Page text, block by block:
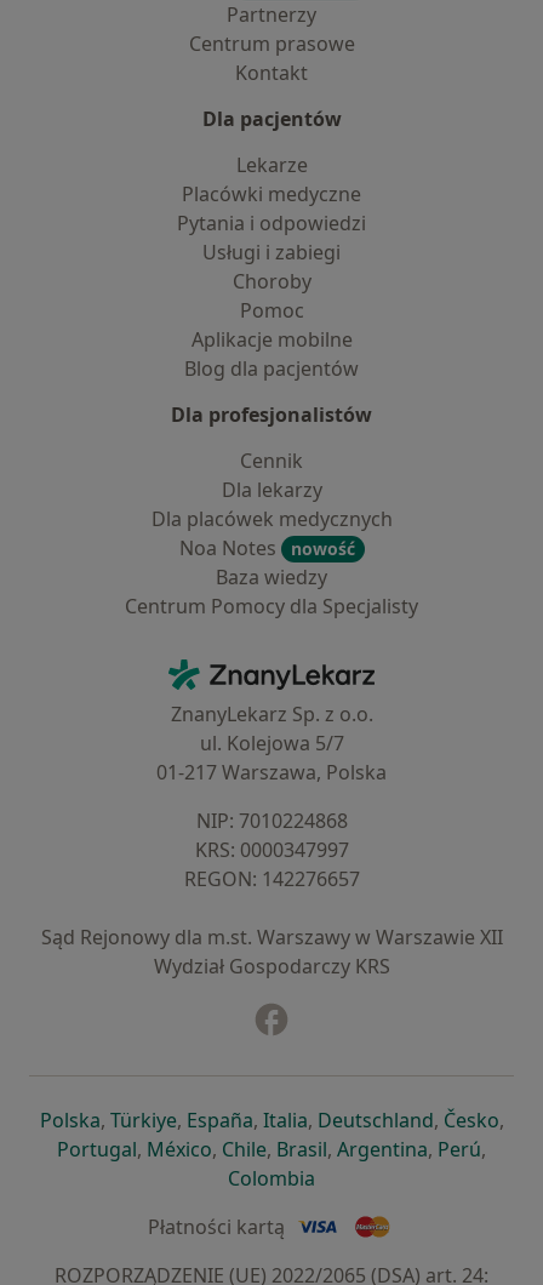
Partnerzy
Centrum prasowe
Kontakt
Dla pacjentów
Lekarze
Placówki medyczne
Pytania i odpowiedzi
Usługi i zabiegi
Choroby
Pomoc
Aplikacje mobilne
Blog dla pacjentów
Dla profesjonalistów
Cennik
Dla lekarzy
Dla placówek medycznych
Noa Notes
nowość
Baza wiedzy
Centrum Pomocy dla Specjalisty
ZnanyLekarz - Strona główna
ZnanyLekarz Sp. z o.o.
ul. Kolejowa 5/7
01-217 Warszawa, Polska
NIP: ⁠7010224868
KRS: ⁠0000347997
REGON: ⁠142276657
Sąd Rejonowy dla m.st. Warszawy w Warszawie XII
Wydział Gospodarczy KRS
Polskaotwiera się w nowej karcie
, Türkiyeotwiera się w nowej karcie
, Españaotwiera się w nowej karcie
, Italiaotwiera się w nowej
, Deutschlandotwiera się
, Česko,
Portugalotwiera się w nowej karcie
, Méxicootwiera się w nowej karcie
, Chileotwiera się w nowej karcie
, Brasilotwiera się w nowej
, Argentinaotwiera się
, Perú,
Colombia
Płatności kartą
ROZPORZĄDZENIE (UE) 2022/2065 (DSA) art. 24: